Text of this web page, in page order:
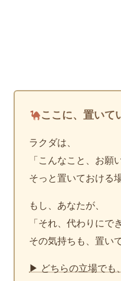
ここに、置いて
ラクダは、
「こんなこと、お願
そっと置いておける
もし、あなたが、
「それ、代わりにで
その気持ちも、置い
▶ どちらの立場でも